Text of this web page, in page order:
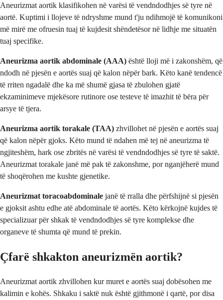
Aneurizmat aortik klasifikohen në varësi të vendndodhjes së tyre në
aortë. Kuptimi i llojeve të ndryshme mund t'ju ndihmojë të komunikoni
më mirë me ofruesin tuaj të kujdesit shëndetësor në lidhje me situatën
tuaj specifike.
Aneurizma aortik abdominale (AAA) është lloji më i zakonshëm, që
ndodh në pjesën e aortës suaj që kalon nëpër bark. Këto kanë tendencë
të rriten ngadalë dhe ka më shumë gjasa të zbulohen gjatë
ekzaminimeve mjekësore rutinore ose testeve të imazhit të bëra për
arsye të tjera.
Aneurizma aortik torakale (TAA) zhvillohet në pjesën e aortës suaj
që kalon nëpër gjoks. Këto mund të ndahen më tej në aneurizma të
ngjiteshëm, hark ose zbritës në varësi të vendndodhjes së tyre të saktë.
Aneurizmat torakale janë më pak të zakonshme, por nganjëherë mund
të shoqërohen me kushte gjenetike.
Aneurizmat toracoabdominale janë të rralla dhe përfshijnë si pjesën
e gjoksit ashtu edhe atë abdominale të aortës. Këto kërkojnë kujdes të
specializuar për shkak të vendndodhjes së tyre komplekse dhe
organeve të shumta që mund të prekin.
Çfarë shkakton aneurizmën aortik?
Aneurizmat aortik zhvillohen kur muret e aortës suaj dobësohen me
kalimin e kohës. Shkaku i saktë nuk është gjithmonë i qartë, por disa